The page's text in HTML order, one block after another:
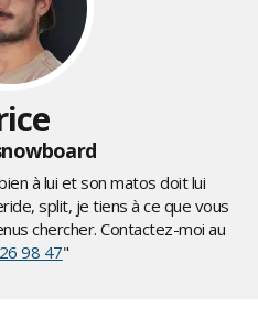
à lui et son matos doit lui
split, je tiens à ce que vous
chercher. Contactez-moi au
98 47"